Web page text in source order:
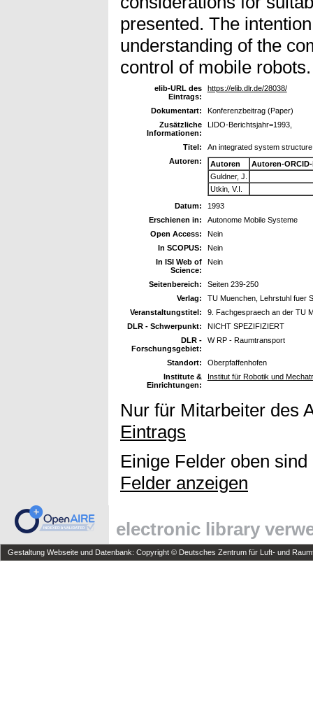
presented. The
understanding of the
control of mobile robots.
elib-URL des
Eintrags:
https://elib.dlr.de/28038/
Dokumentart:
Konferenzbeitrag (Paper)
Zusätzliche
Informationen:
LIDO-Berichtsjahr=1993,
Titel:
An integrated system
Autoren:
Autoren
Autoren-
Guldner, J.
Utkin, V.I.
Datum:
1993
Erschienen in:
Autonome Mobile Systeme
Open Access:
Nein
In SCOPUS:
Nein
In ISI Web of
Science:
Nein
Seitenbereich:
Seiten 239-250
Verlag:
TU Muenchen, Lehrstuhl fuer
Veranstaltungstitel:
9. Fachgespraech an der TU
DLR - Schwerpunkt:
NICHT SPEZIFIZIERT
DLR -
Forschungsgebiet:
W RP - Raumtransport
Standort:
Oberpfaffenhofen
Institute &
Einrichtungen:
Institut für Robotik und
Nur für Mitarbeiter des
Eintrags
Einige Felder oben
Felder anzeigen
electronic library
Gestaltung Webseite und Datenbank: Copyright © Deutsches Zentrum für Luft- und